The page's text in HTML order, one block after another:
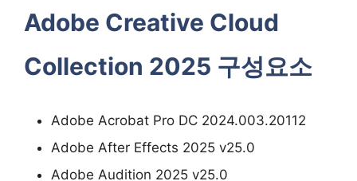
Adobe Creative Cloud
Collection 2025 구성요소
Adobe Acrobat Pro DC 2024.003.20112
Adobe After Effects 2025 v25.0
Adobe Audition 2025 v25.0